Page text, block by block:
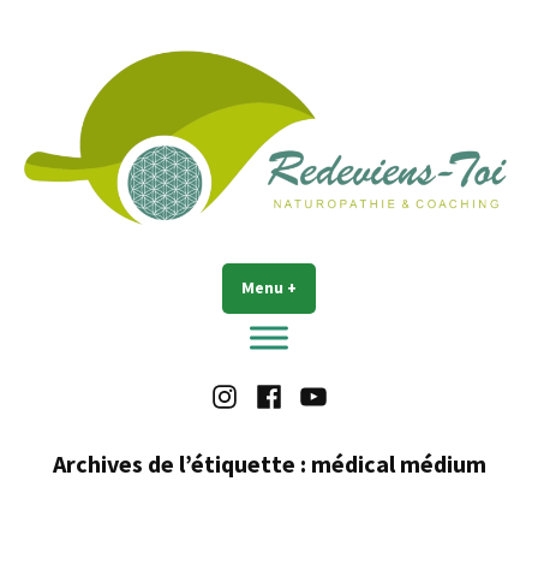
Redeviens-toi Menu +
Instagram
FacebookYoutube
Archives de l’étiquette : médical médium